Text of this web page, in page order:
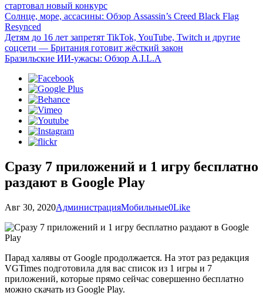
стартовал новый конкурс
Солнце, море, ассасины: Обзор Assassin’s Creed Black Flag
Resynced
Детям до 16 лет запретят TikTok, YouTube, Twitch и другие
соцсети — Британия готовит жёсткий закон
Бразильские ИИ-ужасы: Обзор A.I.L.A
Сразу 7 приложений и 1 игру бесплатно
раздают в Google Play
Авг 30, 2020АдминистрацияМобильные0Like
Парад халявы от Google продолжается. На этот раз редакция
VGTimes подготовила для вас список из 1 игры и 7
приложений, которые прямо сейчас совершенно бесплатно
можно скачать из Google Play.